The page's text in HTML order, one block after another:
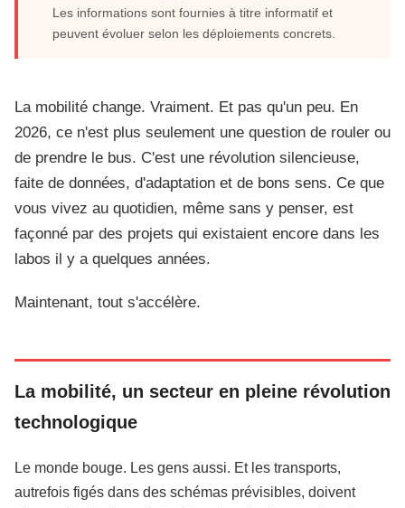
mobilité en 2026 ?
7 innovations clés
Les informations sont fournies à titre informatif et
peuvent évoluer selon les déploiements concrets.
La mobilité change. Vraiment. Et pas qu'un peu. En
2026, ce n'est plus seulement une question de rouler ou
de prendre le bus. C'est une révolution silencieuse,
faite de données, d'adaptation et de bons sens. Ce que
vous vivez au quotidien, même sans y penser, est
façonné par des projets qui existaient encore dans les
labos il y a quelques années.
Maintenant, tout s'accélère.
La mobilité, un secteur en pleine révolution
technologique
Le monde bouge. Les gens aussi. Et les transports,
autrefois figés dans des schémas prévisibles, doivent